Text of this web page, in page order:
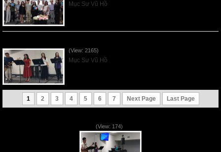
Mục Sư Vũ Hồ
(View: 2165)
Mục Sư Vũ Hồ
1 2 3 4 5 6 7 Next Page Last Page
(View: 174)